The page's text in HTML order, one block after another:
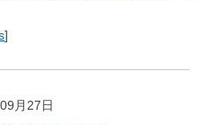
]
月27日